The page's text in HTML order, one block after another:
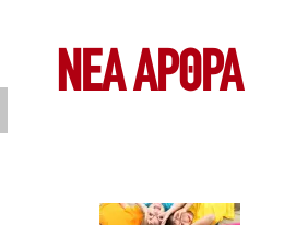
ΝΕΑ ΆΡΘΡΑ